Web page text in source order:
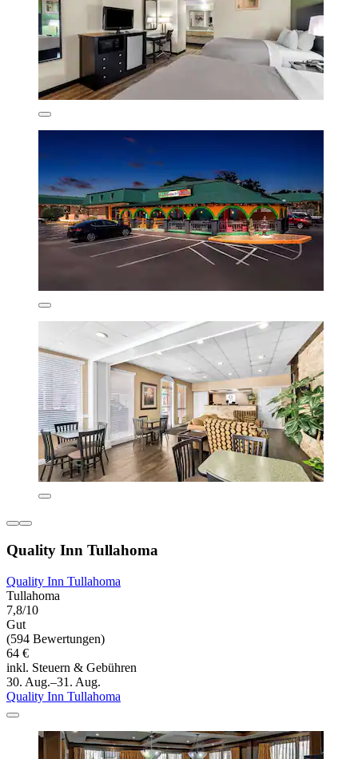
Quality Inn Tullahoma
Quality Inn Tullahoma
Tullahoma
7,8/10
Gut
(594 Bewertungen)
64 €
inkl. Steuern & Gebühren
30. Aug.–31. Aug.
Quality Inn Tullahoma